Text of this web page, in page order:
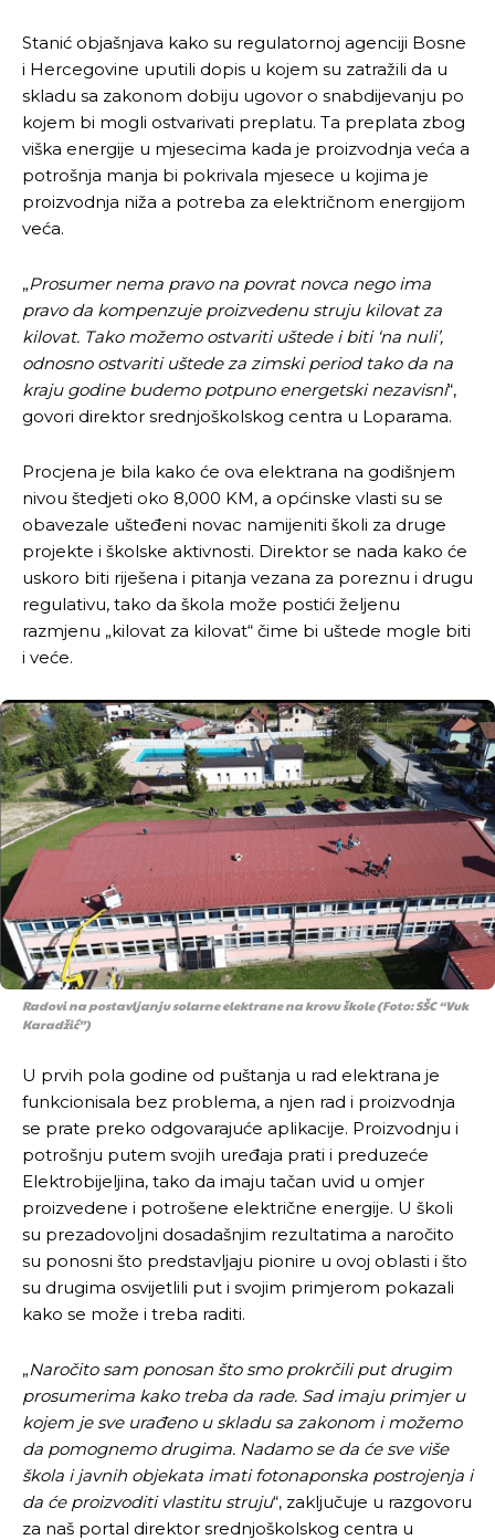
Pusti priču da živi!
Ovim putem želimo da vam se zahvalimo što ste
odlučili da pustite Vašu priču da živi, Redakcija
Pusti priču da živi!
Ovim putem želimo da vam se zahvalimo što ste
odlučili da pustite Vašu priču da živi, Redakcija
Stanić objašnjava kako su regulatornoj agenciji Bosne
i Hercegovine uputili dopis u kojem su zatražili da u
skladu sa zakonom dobiju ugovor o snabdijevanju po
kojem bi mogli ostvarivati preplatu. Ta preplata zbog
viška energije u mjesecima kada je proizvodnja veća a
potrošnja manja bi pokrivala mjesece u kojima je
proizvodnja niža a potreba za električnom energijom
veća.
„Prosumer nema pravo na povrat novca nego ima
pravo da kompenzuje proizvedenu struju kilovat za
kilovat. Tako možemo ostvariti uštede i biti ‘na nuli’,
odnosno ostvariti uštede za zimski period tako da na
kraju godine budemo potpuno energetski nezavisni“,
govori direktor srednjoškolskog centra u Loparama.
Procjena je bila kako će ova elektrana na godišnjem
nivou štedjeti oko 8,000 KM, a općinske vlasti su se
obavezale ušteđeni novac namijeniti školi za druge
projekte i školske aktivnosti. Direktor se nada kako će
uskoro biti riješena i pitanja vezana za poreznu i drugu
regulativu, tako da škola može postići željenu
razmjenu „kilovat za kilovat“ čime bi uštede mogle biti
i veće.
Radovi na postavljanju solarne elektrane na krovu škole (Foto: SŠC “Vuk
Karadžić”)
U prvih pola godine od puštanja u rad elektrana je
funkcionisala bez problema, a njen rad i proizvodnja
se prate preko odgovarajuće aplikacije. Proizvodnju i
potrošnju putem svojih uređaja prati i preduzeće
Elektrobijeljina, tako da imaju tačan uvid u omjer
proizvedene i potrošene električne energije. U školi
su prezadovoljni dosadašnjim rezultatima a naročito
su ponosni što predstavljaju pionire u ovoj oblasti i što
su drugima osvijetlili put i svojim primjerom pokazali
kako se može i treba raditi.
„Naročito sam ponosan što smo prokrčili put drugim
prosumerima kako treba da rade. Sad imaju primjer u
kojem je sve urađeno u skladu sa zakonom i možemo
da pomognemo drugima. Nadamo se da će sve više
škola i javnih objekata imati fotonaponska postrojenja i
da će proizvoditi vlastitu struju“, zaključuje u razgovoru
za naš portal direktor srednjoškolskog centra u